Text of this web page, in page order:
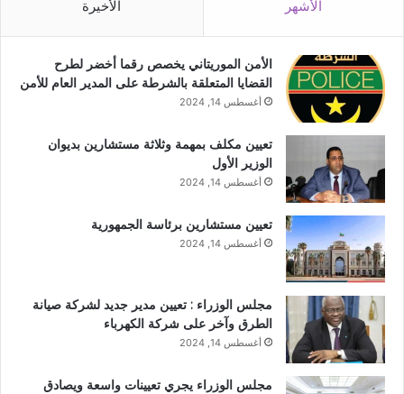
الأشهر الأخيرة
الأمن الموريتاني يخصص رقما أخضر لطرح
القضايا المتعلقة بالشرطة على المدير العام للأمن
أغسطس 14, 2024
تعيين مكلف بمهمة وثلاثة مستشارين بديوان
الوزير الأول
أغسطس 14, 2024
تعيين مستشارين برئاسة الجمهورية
أغسطس 14, 2024
مجلس الوزراء : تعيين مدير جديد لشركة صيانة
الطرق وآخر على شركة الكهرباء
أغسطس 14, 2024
مجلس الوزراء يجري تعيينات واسعة ويصادق